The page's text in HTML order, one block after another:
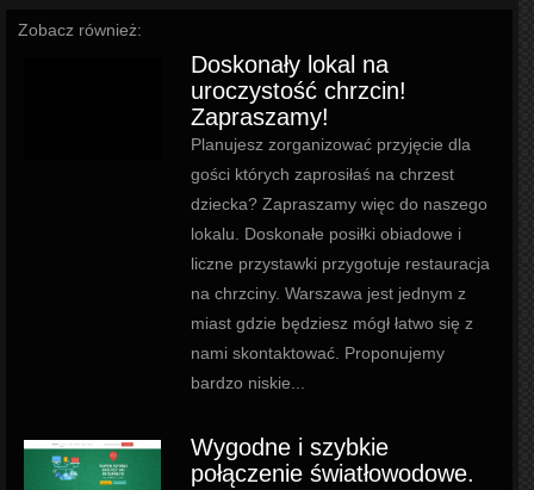
Zobacz również:
Doskonały lokal na
uroczystość chrzcin!
Zapraszamy!
Planujesz zorganizować przyjęcie dla
gości których zaprosiłaś na chrzest
dziecka? Zapraszamy więc do naszego
lokalu. Doskonałe posiłki obiadowe i
liczne przystawki przygotuje restauracja
na chrzciny. Warszawa jest jednym z
miast gdzie będziesz mógł łatwo się z
nami skontaktować. Proponujemy
bardzo niskie...
Wygodne i szybkie
połączenie światłowodowe.